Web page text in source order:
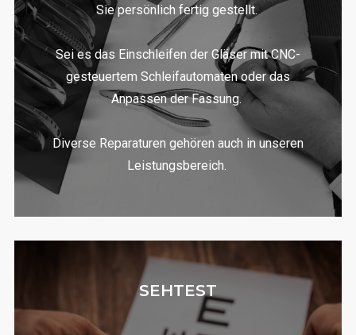
Sie persönlich fertig gestellt.
Sei es das Einschleifen der Gläser mit CNC-
gesteuertem Schleifautomaten oder das
Anpassen der Fassung.
Diverse Reparaturen gehören auch in unseren
Leistungsbereich.
SEHTEST